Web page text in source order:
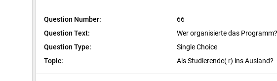
Question Number:
66
Question Text:
Wer organisierte das Programm?
Question Type:
Single Choice
Topic:
Als Studierende( r) ins Ausland?